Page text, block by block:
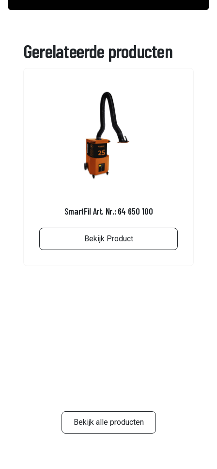
Gerelateerde producten
SmartFil Art. Nr.: 64 650 100
Bekijk Product
Bekijk alle producten